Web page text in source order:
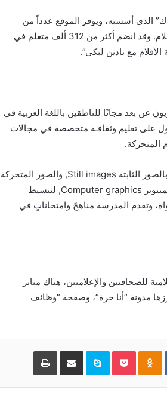
الذي أسسته، ويوفر الموقع عدداً من
الدورات و”الكورسات” المجانية عبر الإنترنت، منها ما يرتبط بمجال الإعلام. وقد انضم أكثر من 312 ألف متعلم في
مع نادين لبكي”.
عن بعد مجانًا للناطقين باللغة العربية في
على تعليم وثقافـة متخصصة في مجالات
المتحركة.
ويتم شرح هذه المناهج باستعمال الوسائط المتعددة Multimedia, أي بالصور الثابتة Still images, والصور المتحركة
motion images والصوت Audio والنص المكتوب Text ورسومات الكمبيوتر Computer graphics, لتبسيط
وتقدم المدرسة مناهجَ وامتحاناتٍ في
للصحافيين والإعلاميين، هناك منابر
مدونة “أنا حرة”، وصفحة “وظائف
‏VKontakte
Pocket
Skype مشاركة عبر البريد